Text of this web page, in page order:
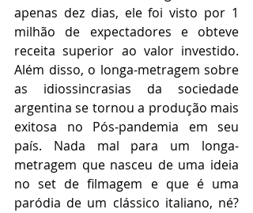
apenas dez dias, ele foi visto por 1
milhão de expectadores e obteve
receita superior ao valor investido.
Além disso, o longa-metragem sobre
as idiossincrasias da sociedade
argentina se tornou a produção mais
exitosa no Pós-pandemia em seu
país. Nada mal para um longa-
metragem que nasceu de uma ideia
no set de filmagem e que é uma
paródia de um clássico italiano, né?